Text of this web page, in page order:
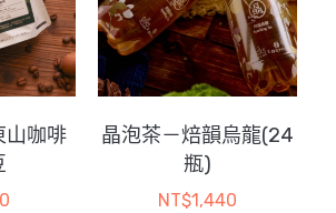
產
品
頁
面
選
擇
選
項
啡
晶泡茶－焙韻烏龍(24
NT$1,440